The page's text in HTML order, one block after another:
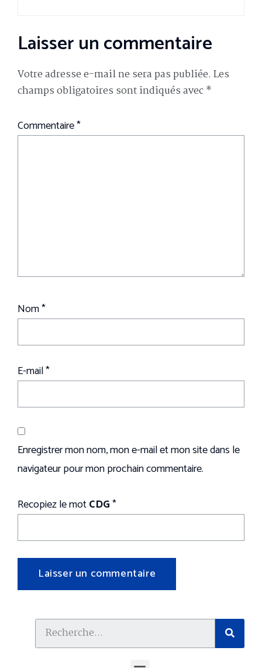
Laisser un commentaire
Votre adresse e-mail ne sera pas publiée. Les
champs obligatoires sont indiqués avec*
Commentaire*
Nom*
E-mail*
Enregistrer mon nom, mon e-mail et mon site dans le
navigateur pour mon prochain commentaire.
Recopiez le motCDG*